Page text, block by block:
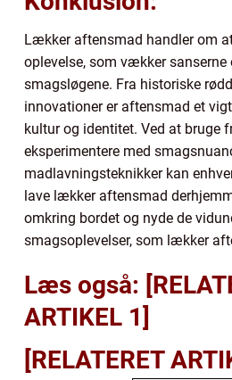
Lækker aftensmad handler om
oplevelse, som vækker
smagsløgene. Fra historiske
innovationer er aftensmad et
kultur og identitet. Ved at bruge
eksperimentere med
madlavningsteknikker kan
lave lækker aftensmad
omkring bordet og nyde de
smagsoplevelser, som lækker
Læs også:
ARTIKEL 1]
[RELATERET